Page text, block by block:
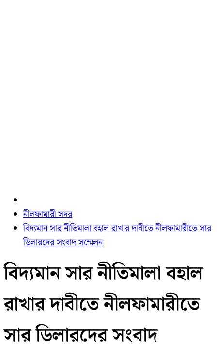
নীলফামারী সদর
বিদ্যমান সার নীতিমালা বহাল রাখার দাবীতে নীলফামারীতে সার
ডিলারদের সংবাদ সম্মেলন
বিদ্যমান সার নীতিমালা বহাল
রাখার দাবীতে নীলফামারীতে
সার ডিলারদের সংবাদ